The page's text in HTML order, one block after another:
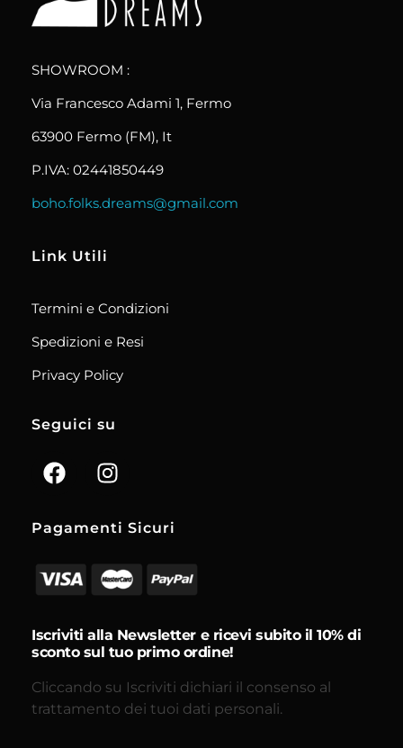
SHOWROOM :
Via Francesco Adami 1, Fermo
63900 Fermo (FM), It
P.IVA: 02441850449
boho.folks.dreams@gmail.com
Link Utili
Termini e Condizioni
Spedizioni e Resi
Privacy Policy
Seguici su
Pagamenti Sicuri
Iscriviti alla Newsletter e ricevi subito il 10% di
sconto sul tuo primo ordine!
Cliccando su Iscriviti dichiari il consenso al
trattamento dei tuoi dati personali.